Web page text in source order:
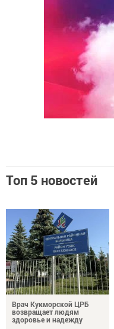
Топ 5 новостей
Врач Кукморской ЦРБ
возвращает людям
здоровье и надежду